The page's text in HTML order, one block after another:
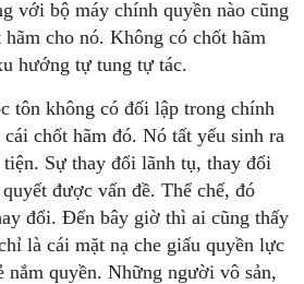
với bộ máy chính quyền nào cũng
cho nó. Không có chốt hãm
hướng tự tung tự tác.
tôn không có đối lập trong chính
chốt hãm đó. Nó tất yếu sinh ra
Sự thay đổi lãnh tụ, thay đổi
được vấn đề. Thể chế, đó
đổi. Ðến bây giờ thì ai cũng thấy
là cái mặt nạ che giấu quyền lực
nắm quyền. Những người vô sản,